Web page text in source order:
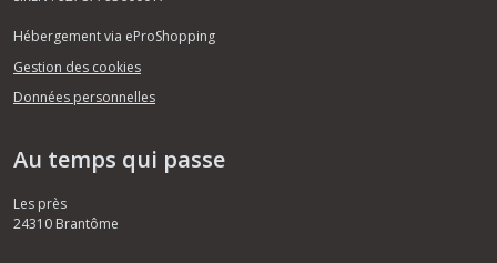
Hébergement via eProShopping
Gestion des cookies
Données personnelles
Au temps qui passe
Les près
24310 Brantôme